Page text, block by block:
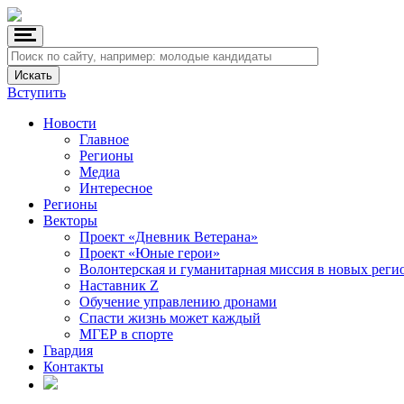
Вступить
Новости
Главное
Регионы
Медиа
Интересное
Регионы
Векторы
Проект «Дневник Ветерана»
Проект «Юные герои»
Волонтерская и гуманитарная миссия в новых
Наставник Z
Обучение управлению дронами
Спасти жизнь может каждый
МГЕР в спорте
Гвардия
Контакты